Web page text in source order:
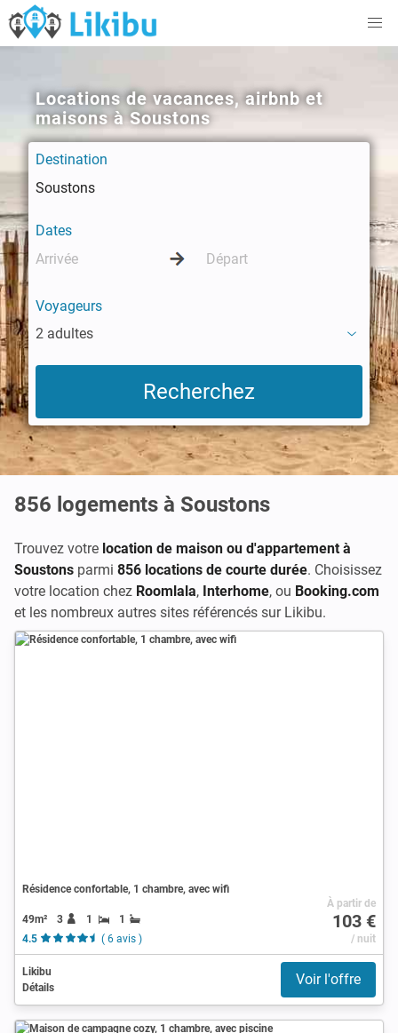
Locations de vacances, airbnb et
maisons à Soustons
Destination
Dates
Voyageurs
2 adultes
856 logements à Soustons
Trouvez votre location de maison ou d'appartement à
Soustons parmi 856 locations de courte durée. Choisissez
votre location chez Roomlala, Interhome, ou Booking.com
et les nombreux autres sites référencés sur Likibu.
Résidence confortable, 1 chambre, avec wifi
49m² 3 1
1
4.5
( 6 avis )
À partir de
103 €
/ nuit
Likibu
Détails
Voir l'offre